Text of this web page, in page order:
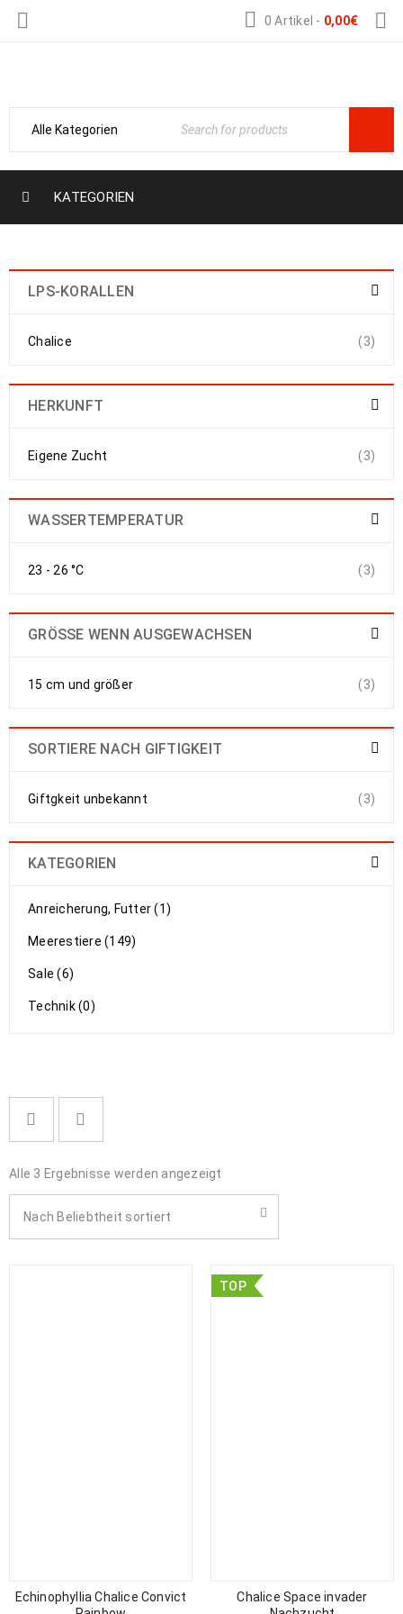
0 Artikel - 0,00€
KATEGORIEN
LPS-KORALLEN
Chalice (3)
HERKUNFT
Eigene Zucht (3)
WASSERTEMPERATUR
23 - 26 °C (3)
GRÖSSE WENN AUSGEWACHSEN
15 cm und größer (3)
SORTIERE NACH GIFTIGKEIT
Giftgkeit unbekannt (3)
KATEGORIEN
Anreicherung, Futter (1)
Meerestiere (149)
Sale (6)
Technik (0)
Alle 3 Ergebnisse werden angezeigt
Nach Beliebtheit sortiert
Echinophyllia Chalice Convict
TOP
Chalice Space invader